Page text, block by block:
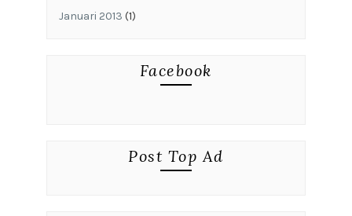
Januari 2013 (1)
Facebook
Post Top Ad